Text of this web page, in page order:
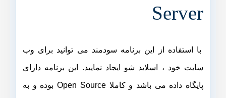
Server
با استفاده از این برنامه سودمند می توانید برای وب
سایت خود ، اسلاید شو ایجاد نمایید. این برنامه دارای
پایگاه داده می باشد و کاملا Open Source بوده و به